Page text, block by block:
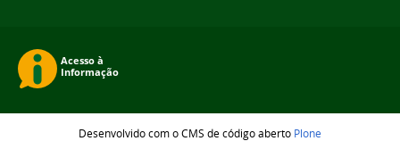
Desenvolvido com o CMS de código aberto Plone